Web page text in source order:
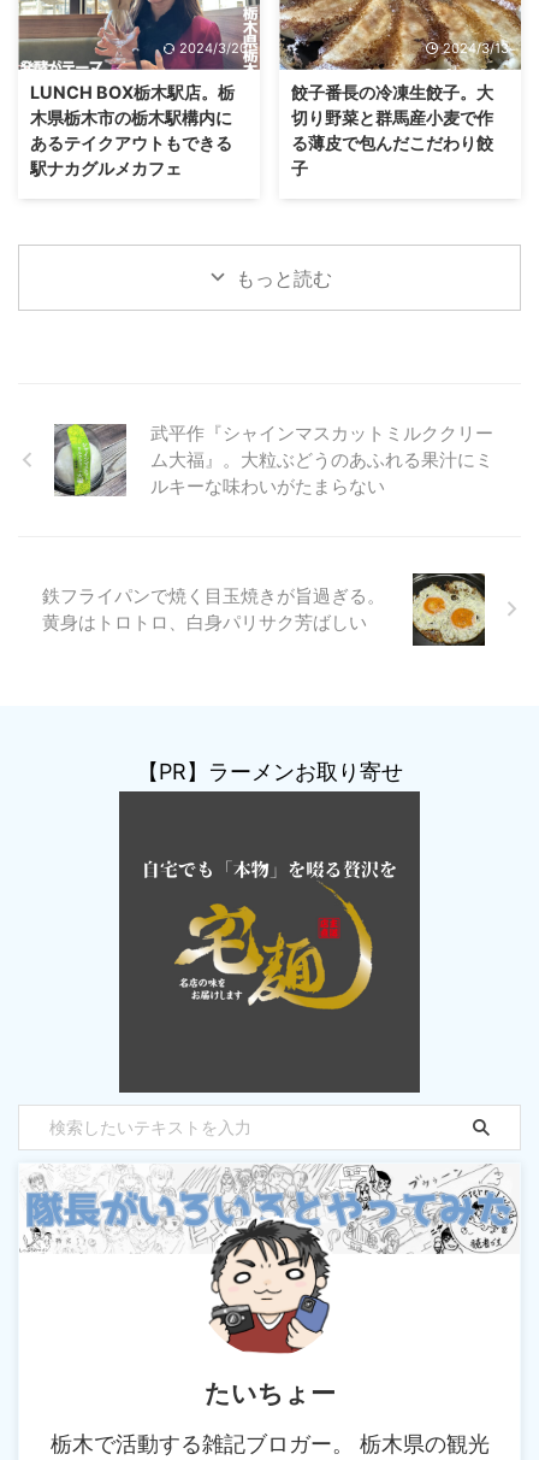
2024/3/20
LUNCH BOX栃木駅店。栃
木県栃木市の栃木駅構内に
あるテイクアウトもできる
駅ナカグルメカフェ
2024/3/13
餃子番長の冷凍生餃子。大
切り野菜と群馬産小麦で作
る薄皮で包んだこだわり餃
子
もっと読む
武平作『シャインマスカットミルククリー
ム大福』。大粒ぶどうのあふれる果汁にミ
ルキーな味わいがたまらない
鉄フライパンで焼く目玉焼きが旨過ぎる。
黄身はトロトロ、白身パリサク芳ばしい
【PR】ラーメンお取り寄せ
たいちょー
栃木で活動する雑記ブロガー。 栃木県の観光